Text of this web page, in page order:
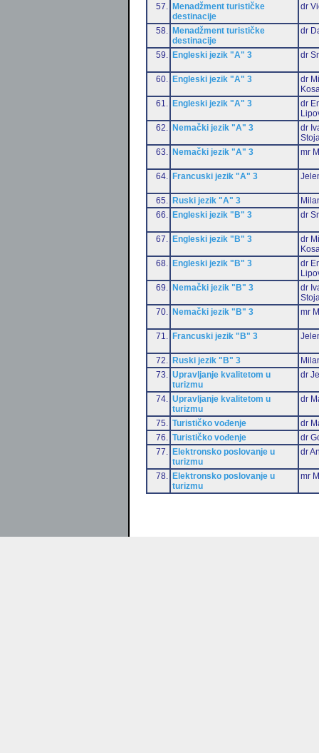
57.
Menadžment turističke
destinacije
dr
58.
Menadžment turističke
destinacije
dr
59. Engleski jezik "A" 3 dr
60. Engleski jezik "A" 3
dr
61.
Engleski jezik "A" 3
dr
62.
Nemački jezik "A" 3
dr
63.
Nemački jezik "A" 3 mr
64. Francuski jezik "A" 3
65. Ruski jezik "A" 3
66.
Engleski jezik "B" 3 dr
67. Engleski jezik "B" 3
dr
68.
Engleski jezik "B" 3
dr
69.
Nemački jezik "B" 3
dr
70.
Nemački jezik "B" 3 mr
71. Francuski jezik "B" 3
72. Ruski jezik "B" 3
73.
Upravljanje kvalitetom u
turizmu
dr
74.
Upravljanje kvalitetom u
turizmu
dr
75. Turističko vođenje
dr
76.
Turističko vođenje
dr
77.
Elektronsko poslovanje u
turizmu
dr
78.
Elektronsko poslovanje u
turizmu
mr